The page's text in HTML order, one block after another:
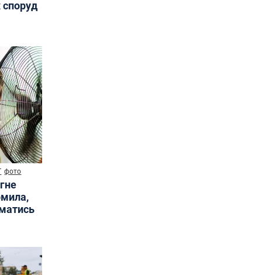
споруд
фото